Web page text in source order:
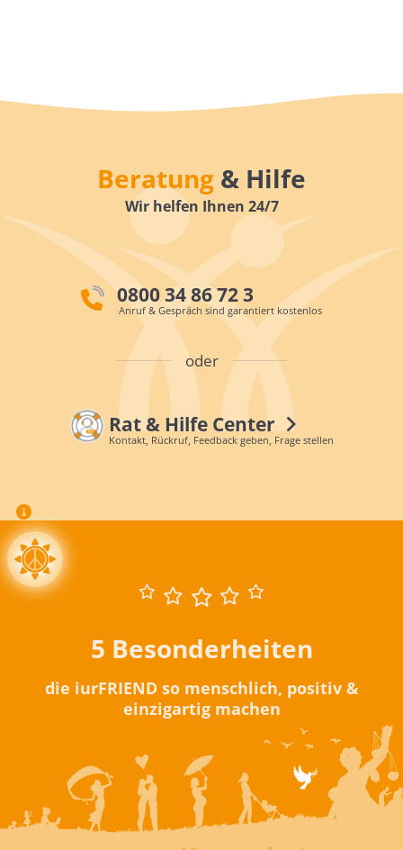
Beratung & Hilfe
Wir helfen Ihnen 24/7
0800 34 86 72 3
Anruf & Gespräch sind garantiert kostenlos
oder
Rat & Hilfe Center
Kontakt, Rückruf, Feedback geben, Frage stellen
5 Besonderheiten
die iurFRIEND so menschlich, positiv &
einzigartig machen